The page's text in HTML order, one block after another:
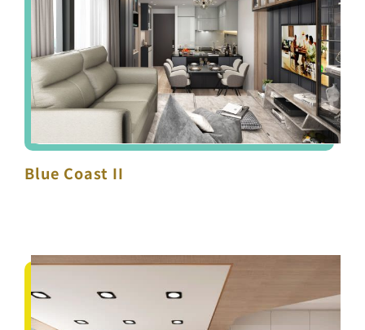
Blue Coast II
Blue Coast II